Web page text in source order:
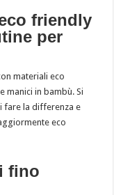
friendly
per
materiali eco
manici in bambù. Si
fare la differenza e
eco
fino